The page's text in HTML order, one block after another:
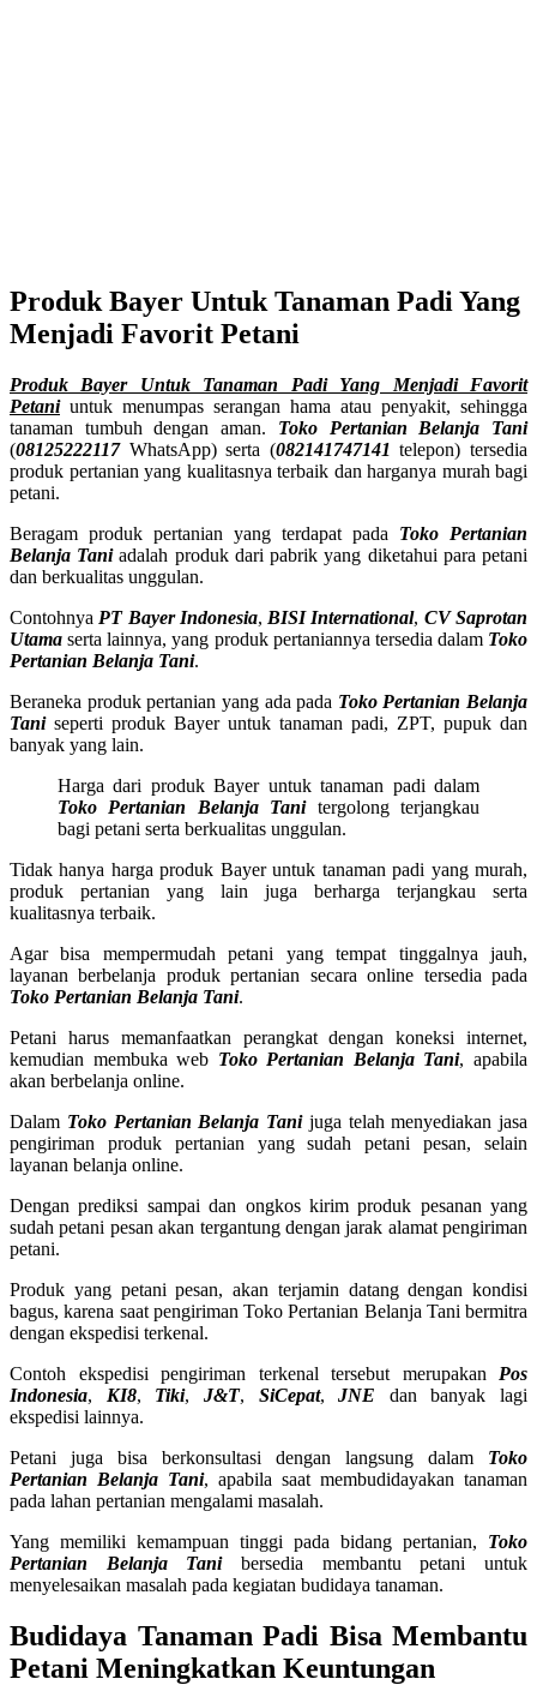
Produk Bayer Untuk Tanaman Padi Yang
Menjadi Favorit Petani
Produk Bayer Untuk Tanaman Padi Yang Menjadi Favorit
Petani untuk menumpas serangan hama atau penyakit, sehingga
tanaman tumbuh dengan aman. Toko Pertanian Belanja Tani
(08125222117 WhatsApp) serta (082141747141 telepon) tersedia
produk pertanian yang kualitasnya terbaik dan harganya murah bagi
petani.
Beragam produk pertanian yang terdapat pada Toko Pertanian
Belanja Taniadalah produk dari pabrik yang diketahui para petani
dan berkualitas unggulan.
Contohnya PT Bayer Indonesia, BISI International, CV Saprotan
Utama serta lainnya, yang produk pertaniannya tersedia dalam Toko
Pertanian Belanja Tani.
Beraneka produk pertanian yang ada pada Toko Pertanian Belanja
Taniseperti produk Bayer untuk tanaman padi, ZPT, pupuk dan
banyak yang lain.
Harga dari produk Bayer untuk tanaman padi dalam
Toko Pertanian Belanja Tanitergolong terjangkau
bagi petani serta berkualitas unggulan.
Tidak hanya harga produk Bayer untuk tanaman padi yang murah,
produk pertanian yang lain juga berharga terjangkau serta
kualitasnya terbaik.
Agar bisa mempermudah petani yang tempat tinggalnya jauh,
layanan berbelanja produk pertanian secara online tersedia pada
Toko Pertanian Belanja Tani.
Petani harus memanfaatkan perangkat dengan koneksi internet,
kemudian membuka web Toko Pertanian Belanja Tani, apabila
akan berbelanja online.
Dalam Toko Pertanian Belanja Tanijuga telah menyediakan jasa
pengiriman produk pertanian yang sudah petani pesan, selain
layanan belanja online.
Dengan prediksi sampai dan ongkos kirim produk pesanan yang
sudah petani pesan akan tergantung dengan jarak alamat pengiriman
petani.
Produk yang petani pesan, akan terjamin datang dengan kondisi
bagus, karena saat pengiriman Toko Pertanian Belanja Tani bermitra
dengan ekspedisi terkenal.
Contoh ekspedisi pengiriman terkenal tersebut merupakan Pos
Indonesia, KI8, Tiki, J&T, SiCepat,JNE
dan banyak lagi
ekspedisi lainnya.
Petani juga bisa berkonsultasi dengan langsung dalam Toko
Pertanian Belanja Tani, apabila saat membudidayakan tanaman
pada lahan pertanian mengalami masalah.
Yang memiliki kemampuan tinggi pada bidang pertanian, Toko
Pertanian Belanja Tani
bersedia membantu petani untuk
menyelesaikan masalah pada kegiatan budidaya tanaman.
Budidaya Tanaman Padi Bisa Membantu
Petani Meningkatkan Keuntungan